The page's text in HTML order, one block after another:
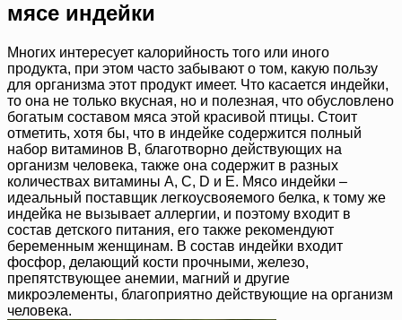
мясе индейки
Многих интересует калорийность того или иного
продукта, при этом часто забывают о том, какую пользу
для организма этот продукт имеет. Что касается индейки,
то она не только вкусная, но и полезная, что обусловлено
богатым составом мяса этой красивой птицы. Стоит
отметить, хотя бы, что в индейке содержится полный
набор витаминов B, благотворно действующих на
организм человека, также она содержит в разных
количествах витамины A, C, D и E. Мясо индейки –
идеальный поставщик легкоусвояемого белка, к тому же
индейка не вызывает аллергии, и поэтому входит в
состав детского питания, его также рекомендуют
беременным женщинам. В состав индейки входит
фосфор, делающий кости прочными, железо,
препятствующее анемии, магний и другие
микроэлементы, благоприятно действующие на организм
человека.